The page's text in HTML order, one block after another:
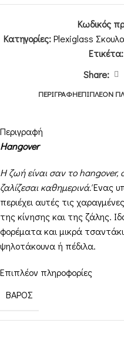
Κωδικός
Κατηγορίες: Plexiglass
Ετικέτα:
Share:
ΠΕΡΙΓΡΑΦΉΕΠΙΠΛΈΟΝ
Περιγραφή
Hangover
Η ζωή είναι σαν το hangover,
ζαλίζεσαι καθημερινά.Ένας
περιέχει αυτές τις
της κίνησης και της ζάλης.
φορέματα και μικρά
ψηλοτάκουνα ή πέδιλα.
Επιπλέον πληροφορίες
ΒΆΡΟΣ